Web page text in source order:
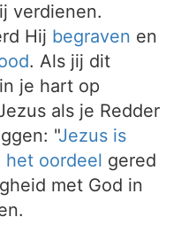
verdienen.
Hij begraven en
. Als jij dit
je hart op
als je Redder
"Jezus is
het oordeel gered
met God in